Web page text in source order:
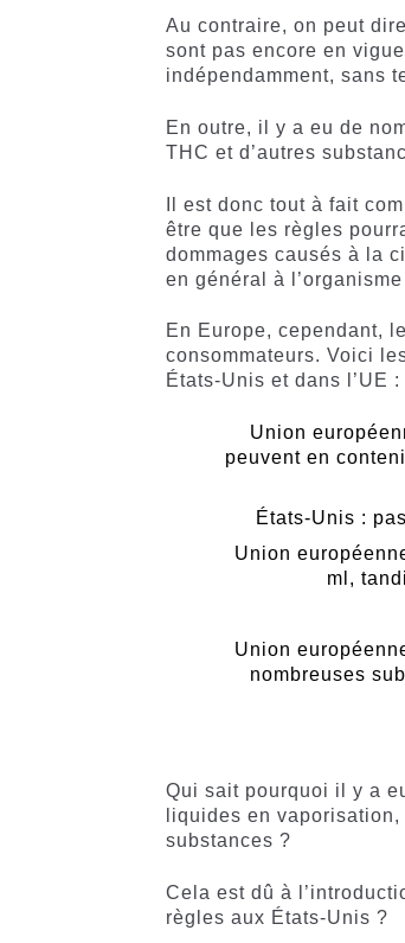
Au contraire, on peut
sont pas encore en
indépendamment, sans
En outre, il y a eu de
THC et d’autres
Il est donc tout à fait
être que les règles
dommages causés à la
en général à
En Europe, cependant,
consommateurs. Voici
États-Unis et dans l’UE :
Union
peuvent en
États-Unis :
Union
ml,
Union
nombreuses
Qui sait pourquoi il y a
liquides en
substances ?
Cela est dû à
règles aux États-Unis ?